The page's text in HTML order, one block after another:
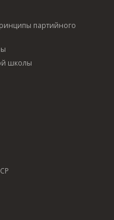
партийного
школы